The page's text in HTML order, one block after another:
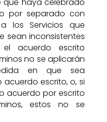
por separado con
los Servicios que
sean inconsistentes
acuerdo escrito
no se aplicarán
en que sea
escrito, o, si
acuerdo por escrito
estos no se